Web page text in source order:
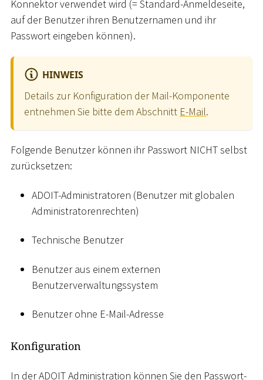
Konnektor verwendet wird (= Standard-Anmeldeseite,
auf der Benutzer ihren Benutzernamen und ihr
Passwort eingeben können).
HINWEIS
Details zur Konfiguration der Mail-Komponente
entnehmen Sie bitte dem Abschnitt E-Mail.
Folgende Benutzer können ihr Passwort NICHT selbst
zurücksetzen:
ADOIT-Administratoren (Benutzer mit globalen
Administratorenrechten)
Technische Benutzer
Benutzer aus einem externen
Benutzerverwaltungssystem
Benutzer ohne E-Mail-Adresse
Konfiguration
In der ADOIT Administration können Sie den Passwort-